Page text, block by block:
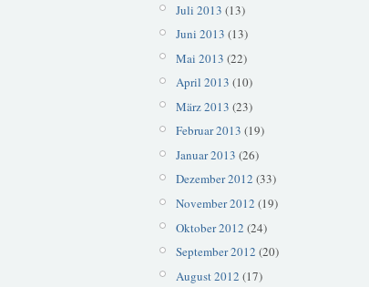
Juli 2013 (13)
Juni 2013 (13)
Mai 2013 (22)
April 2013 (10)
März 2013 (23)
Februar 2013 (19)
Januar 2013 (26)
Dezember 2012 (33)
November 2012 (19)
Oktober 2012 (24)
September 2012 (20)
August 2012 (17)